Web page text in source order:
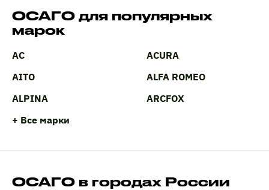
ОСАГО для популярных
марок
AC
ACURA
AITO
ALFA ROMEO
ALPINA
ARCFOX
+ Все марки
ОСАГО в городах России